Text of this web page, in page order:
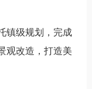
级规划，完成
观改造，打造美